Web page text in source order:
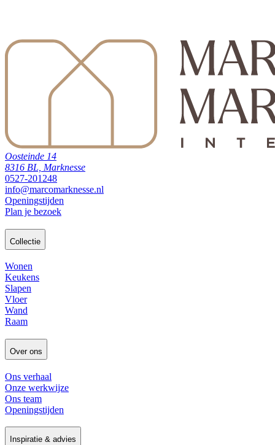
Oosteinde 14
8316 BL, Marknesse
0527-201248
info@marcomarknesse.nl
Openingstijden
Plan je bezoek
Collectie
Wonen
Keukens
Slapen
Vloer
Wand
Raam
Over ons
Ons verhaal
Onze werkwijze
Ons team
Openingstijden
Inspiratie & advies